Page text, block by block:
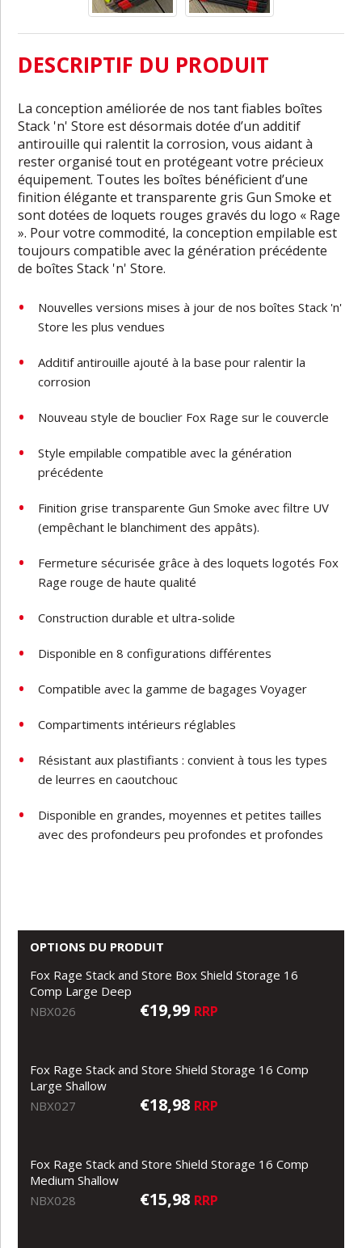
DESCRIPTIF DU PRODUIT
La conception améliorée de nos tant fiables boîtes
Stack 'n' Store est désormais dotée d’un additif
antirouille qui ralentit la corrosion, vous aidant à
rester organisé tout en protégeant votre précieux
équipement. Toutes les boîtes bénéficient d’une
finition élégante et transparente gris Gun Smoke et
sont dotées de loquets rouges gravés du logo « Rage
». Pour votre commodité, la conception empilable est
toujours compatible avec la génération précédente
de boîtes Stack 'n' Store.
Nouvelles versions mises à jour de nos boîtes Stack 'n'
Store les plus vendues
Additif antirouille ajouté à la base pour ralentir la
corrosion
Nouveau style de bouclier Fox Rage sur le couvercle
Style empilable compatible avec la génération
précédente
Finition grise transparente Gun Smoke avec filtre UV
(empêchant le blanchiment des appâts).
Fermeture sécurisée grâce à des loquets logotés Fox
Rage rouge de haute qualité
Construction durable et ultra-solide
Disponible en 8 configurations différentes
Compatible avec la gamme de bagages Voyager
Compartiments intérieurs réglables
Résistant aux plastifiants : convient à tous les types
de leurres en caoutchouc
Disponible en grandes, moyennes et petites tailles
avec des profondeurs peu profondes et profondes
OPTIONS DU PRODUIT
Fox Rage Stack and Store Box Shield Storage 16
Comp Large Deep
NBX026
€19,99 RRP
Fox Rage Stack and Store Shield Storage 16 Comp
Large Shallow
NBX027
€18,98 RRP
Fox Rage Stack and Store Shield Storage 16 Comp
Medium Shallow
NBX028
€15,98 RRP